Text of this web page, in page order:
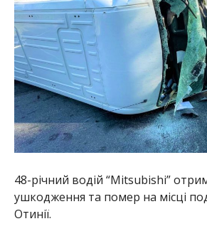
48-річний водій “Mitsubishi”
ушкодження та помер на місці
Отинії.